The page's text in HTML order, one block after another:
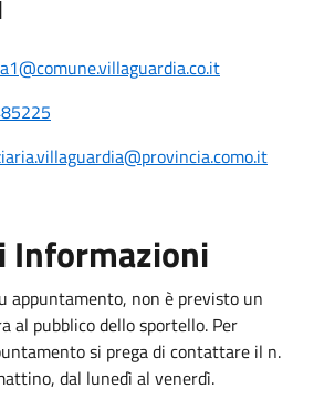
Informazioni
appuntamento, non è previsto un
al pubblico dello sportello. Per
si prega di contattare il n.
dal lunedì al venerdì.